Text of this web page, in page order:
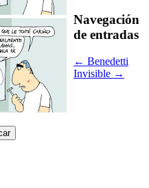
Navegación
de entradas
← Benedetti
Invisible →